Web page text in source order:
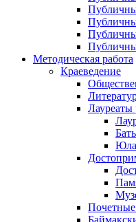
Методическая работа
Краеведение